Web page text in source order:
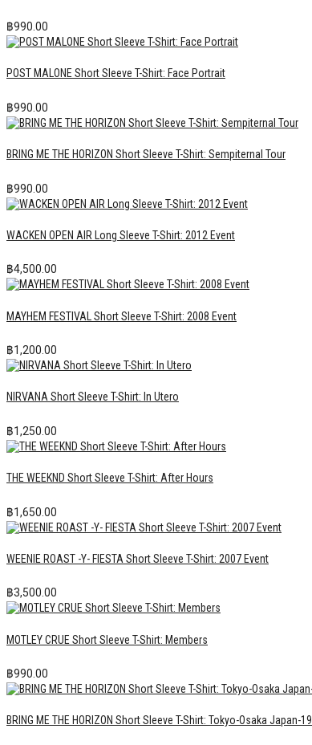
฿990.00
POST MALONE Short Sleeve T-Shirt: Face Portrait
฿990.00
BRING ME THE HORIZON Short Sleeve T-Shirt: Sempiternal Tour
฿990.00
WACKEN OPEN AIR Long Sleeve T-Shirt: 2012 Event
฿4,500.00
MAYHEM FESTIVAL Short Sleeve T-Shirt: 2008 Event
฿1,200.00
NIRVANA Short Sleeve T-Shirt: In Utero
฿1,250.00
THE WEEKND Short Sleeve T-Shirt: After Hours
฿1,650.00
WEENIE ROAST -Y- FIESTA Short Sleeve T-Shirt: 2007 Event
฿3,500.00
MOTLEY CRUE Short Sleeve T-Shirt: Members
฿990.00
BRING ME THE HORIZON Short Sleeve T-Shirt: Tokyo-Osaka Japan-19